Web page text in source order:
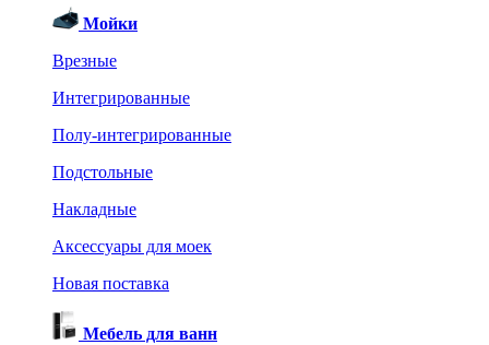
Мойки
Врезные
Интегрированные
Полу-интегрированные
Подстольные
Накладные
Аксессуары для моек
Новая поставка
Мебель для ванн